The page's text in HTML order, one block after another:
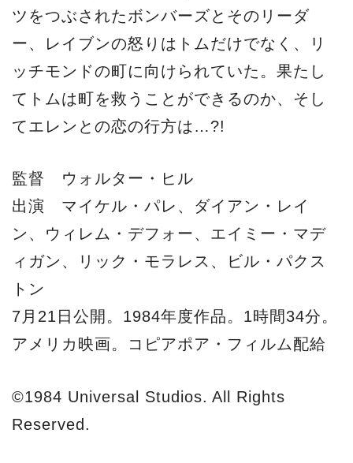
ツをつぶされたボンバーズとそのリーダ
ー、レイブンの怒りはトムだけでなく、リ
ッチモンドの町に向けられていた。果たし
てトムは町を救うことができるのか、そし
てエレンとの恋の行方は…?!
監督 ウォルター・ヒル
出演 マイケル・パレ、ダイアン・レイ
ン、ウィレム・デフォー、エイミー・マデ
ィガン、リック・モラレス、ビル・パクス
トン
7月21日公開。1984年度作品。1時間34分。
アメリカ映画。コピアポア・フィルム配給
©1984 Universal Studios. All Rights
Reserved.